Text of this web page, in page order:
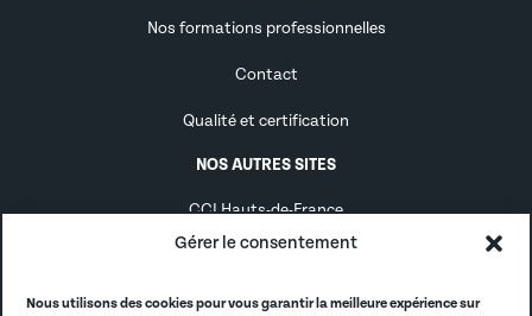
Gérer le consentement
Nous utilisons des cookies pour vous garantir la meilleure expérience sur
Nos formations professionnelles
Contact
Qualité et certification
NOS AUTRES SITES
CCI Hauts-de-France
Alumni